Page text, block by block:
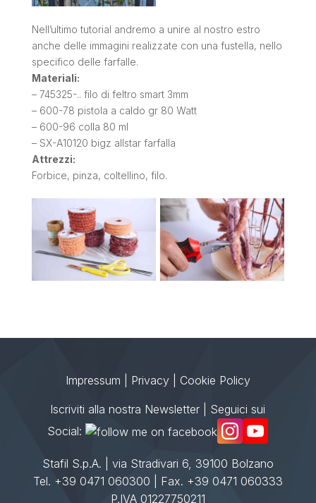
Nell’ultimo tutorial andremo a unire al nostro estro
anche delle immagini realizzate con una fustella, nello
specifico delle farfalle.
Materiali:
– 745325-.. filo di feltro smart 3mm
– 600-78 pistola a caldo gr 80 Watt
– 600-96 colla 80 ml
– SX-A10120 bigz allstar farfalla
Attrezzi:
Forbice, pinza, coltellino, filo.
Impressum Privacy| Cookie Policy
Iscriviti alla nostra Newsletter | Seguici sui
Social:
Stafil S.p.A. | via Stradivari 6, 39100 Bolzano
Tel. +39 0471 060300 | Fax. +39 0471 060333
P.IVA 01227750211